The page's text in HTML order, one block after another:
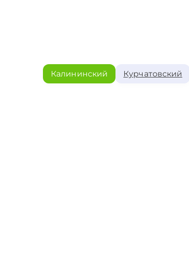
Калининский Курчатовский